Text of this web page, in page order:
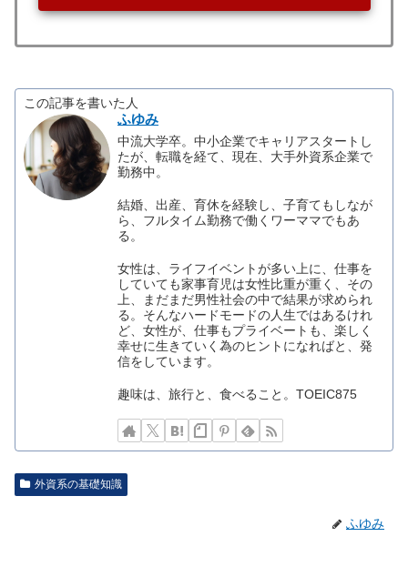
この記事を書いた人
ふゆみ
中流大学卒。中小企業でキャリアスタートし
たが、転職を経て、現在、大手外資系企業で
勤務中。
結婚、出産、育休を経験し、子育てもしなが
ら、フルタイム勤務で働くワーママでもあ
る。
女性は、ライフイベントが多い上に、仕事を
していても家事育児は女性比重が重く、その
上、まだまだ男性社会の中で結果が求められ
る。そんなハードモードの人生ではあるけれ
ど、女性が、仕事もプライベートも、楽しく
幸せに生きていく為のヒントになればと、発
信をしています。
趣味は、旅行と、食べること。TOEIC875
外資系の基礎知識
ふゆみ